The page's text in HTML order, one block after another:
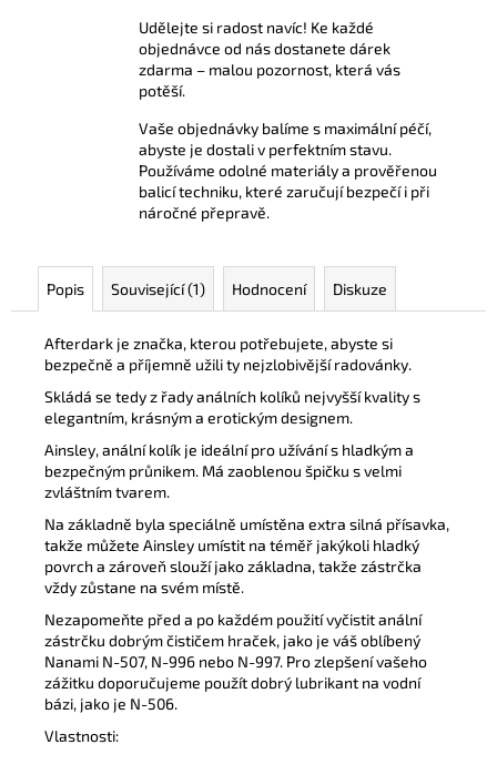
Udělejte si radost navíc! Ke každé
objednávce od nás dostanete dárek
zdarma – malou pozornost, která vás
potěší.
Vaše objednávky balíme s maximální péčí,
abyste je dostali v perfektním stavu.
Používáme odolné materiály a prověřenou
balicí techniku, které zaručují bezpečí i při
náročné přepravě.
Popis Související (1) Hodnocení Diskuze
Afterdark je značka, kterou potřebujete, abyste si
bezpečně a příjemně užili ty nejzlobivější radovánky.
Skládá se tedy z řady análních kolíků nejvyšší kvality s
elegantním, krásným a erotickým designem.
Ainsley, anální kolík je ideální pro užívání s hladkým a
bezpečným průnikem. Má zaoblenou špičku s velmi
zvláštním tvarem.
Na základně byla speciálně umístěna extra silná přísavka,
takže můžete Ainsley umístit na téměř jakýkoli hladký
povrch a zároveň slouží jako základna, takže zástrčka
vždy zůstane na svém místě.
Nezapomeňte před a po každém použití vyčistit anální
zástrčku dobrým čističem hraček, jako je váš oblíbený
Nanami N-507, N-996 nebo N-997. Pro zlepšení vašeho
zážitku doporučujeme použít dobrý lubrikant na vodní
bázi, jako je N-506.
Vlastnosti: